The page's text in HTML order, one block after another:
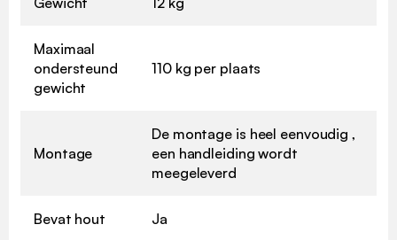
Maximaal
ondersteund
gewicht
110 kg per plaats
Montage
De montage is heel eenvoudig ,
een handleiding wordt
meegeleverd
Bevat hout Ja